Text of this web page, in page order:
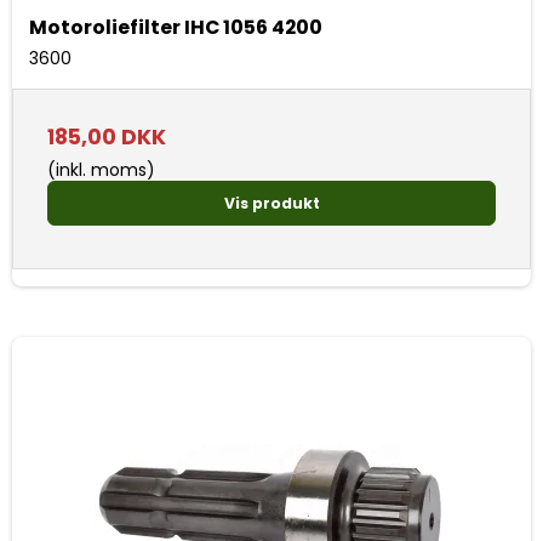
Motoroliefilter IHC 1056 4200
3600
185,00 DKK
(inkl. moms)
Vis produkt